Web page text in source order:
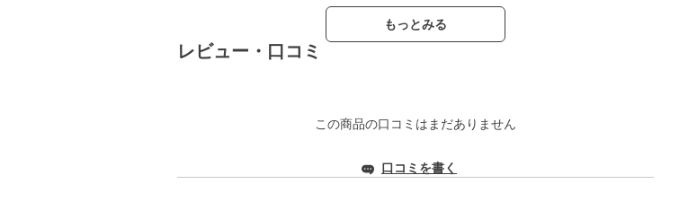
もっとみる
レビュー・口コミ
この商品の口コミはまだありません
口コミを書く